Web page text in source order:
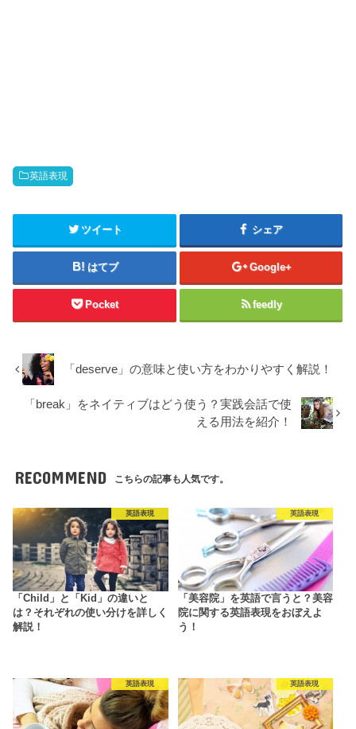
英語表現
ツイート シェア
はてブ Google+
Pocket feedly
「deserve」の意味と使い方をわかりやすく解説！
「break」をネイティブはどう使う？実践会話で使
える用法を紹介！
RECOMMEND こちらの記事も人気です。
英語表現
「Child」と「Kid」の違いと
は？それぞれの使い分けを詳しく
解説！
英語表現
「美容院」を英語で言うと？美容
院に関する英語表現をおぼえよ
う！
英語表現 英語表現